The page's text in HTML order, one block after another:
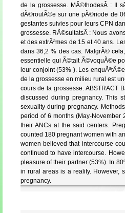
de la grossesse. MÃ©thodesÂ : Il
dÃ©roulÃ©e sur une pÃ©riode de
gestantes suivies pour leurs CPN
grossesse. RÃ©sultatsÂ : Nous
et des extrÃªmes de 15 et 40 ans.
dans 36,2 % des cas. MalgrÃ©
essentielle qui Ã©tait Ã©voquÃ©e
leur conjoint (53% ). Les
de la grossesse en milieu rural est
cours de la grossesse. ABSTRACT
discussed during pregnancy. This
sexuality during pregnancy.
period of 6 months (May-
their ANCs at the said centers.
counted 180 pregnant women with
women believed that intercourse
continued to have intercourse.
pleasure of their partner (53%). In
in rural areas is a reality. However,
pregnancy.